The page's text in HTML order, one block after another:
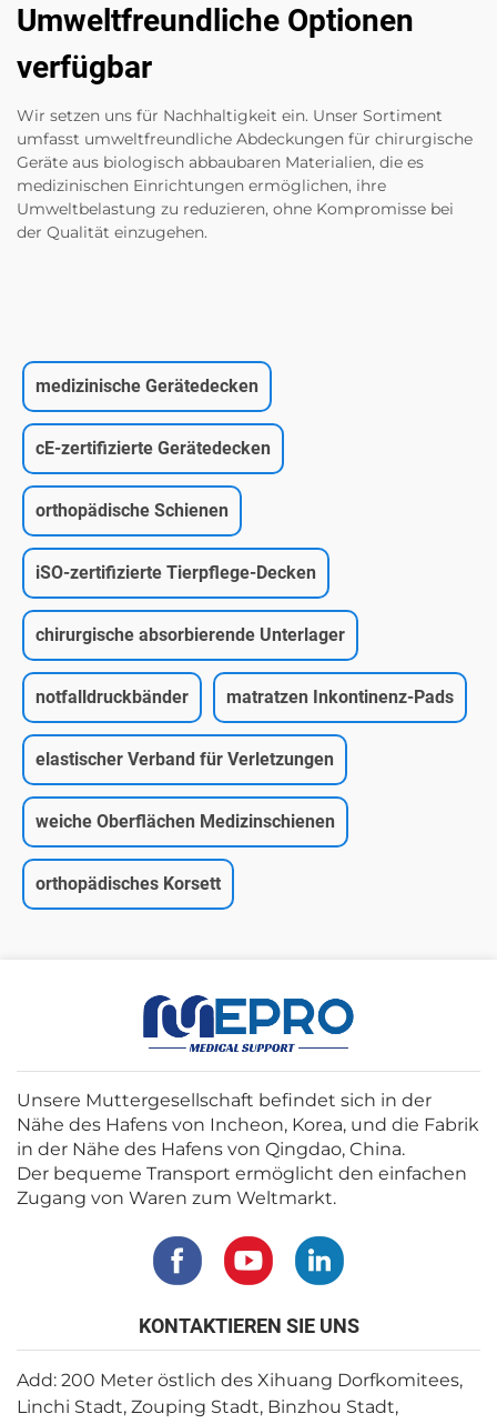
Umweltfreundliche Optionen
verfügbar
Wir setzen uns für Nachhaltigkeit ein. Unser Sortiment
umfasst umweltfreundliche Abdeckungen für chirurgische
Geräte aus biologisch abbaubaren Materialien, die es
medizinischen Einrichtungen ermöglichen, ihre
Umweltbelastung zu reduzieren, ohne Kompromisse bei
der Qualität einzugehen.
medizinische Gerätedecken
cE-zertifizierte Gerätedecken
orthopädische Schienen
iSO-zertifizierte Tierpflege-Decken
chirurgische absorbierende Unterlager
notfalldruckbänder matratzen Inkontinenz-Pads
elastischer Verband für Verletzungen
weiche Oberflächen Medizinschienen
orthopädisches Korsett
Unsere Muttergesellschaft befindet sich in der
Nähe des Hafens von Incheon, Korea, und die Fabrik
in der Nähe des Hafens von Qingdao, China.
Der bequeme Transport ermöglicht den einfachen
Zugang von Waren zum Weltmarkt.
KONTAKTIEREN SIE UNS
Add: 200 Meter östlich des Xihuang Dorfkomitees,
Linchi Stadt, Zouping Stadt, Binzhou Stadt,